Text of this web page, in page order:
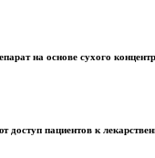
на основе сухого
пациентов к